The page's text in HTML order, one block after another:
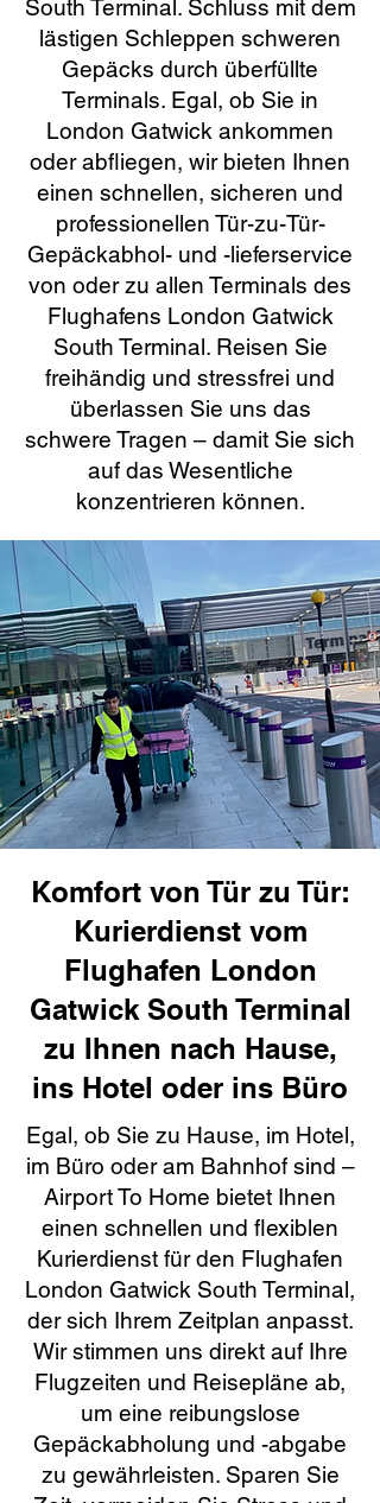
South Terminal. Schluss mit dem
lästigen Schleppen schweren
Gepäcks durch überfüllte
Terminals. Egal, ob Sie in
London Gatwick ankommen
oder abfliegen, wir bieten Ihnen
einen schnellen, sicheren und
professionellen Tür-zu-Tür-
Gepäckabhol- und -lieferservice
von oder zu allen Terminals des
Flughafens London Gatwick
South Terminal. Reisen Sie
freihändig und stressfrei und
überlassen Sie uns das
schwere Tragen – damit Sie sich
auf das Wesentliche
konzentrieren können.
Komfort von Tür zu Tür:
Kurierdienst vom
Flughafen London
Gatwick South Terminal
zu Ihnen nach Hause,
ins Hotel oder ins Büro
Egal, ob Sie zu Hause, im Hotel,
im Büro oder am Bahnhof sind –
Airport To Home bietet Ihnen
einen schnellen und flexiblen
Kurierdienst für den Flughafen
London Gatwick South Terminal,
der sich Ihrem Zeitplan anpasst.
Wir stimmen uns direkt auf Ihre
Flugzeiten und Reisepläne ab,
um eine reibungslose
Gepäckabholung und -abgabe
zu gewährleisten. Sparen Sie